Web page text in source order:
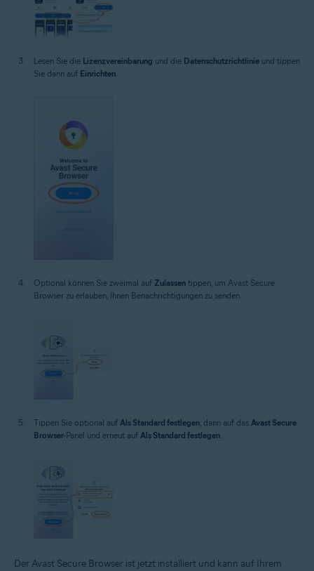
Lesen Sie die Lizenzvereinbarung und die Datenschutzrichtlinie und tippen
Sie dann auf Einrichten
Optional können Sie zweimal auf Zulassen tippen, um Avast Secure
Browser zu erlauben, Ihnen Benachrichtigungen zu senden.
Tippen Sie optional auf Als Standard festlegen , dann auf das Avast Secure
Browser-Panel und erneut auf Als Standard festlegen
Der Avast Secure Browser ist jetzt installiert und kann auf Ihrem